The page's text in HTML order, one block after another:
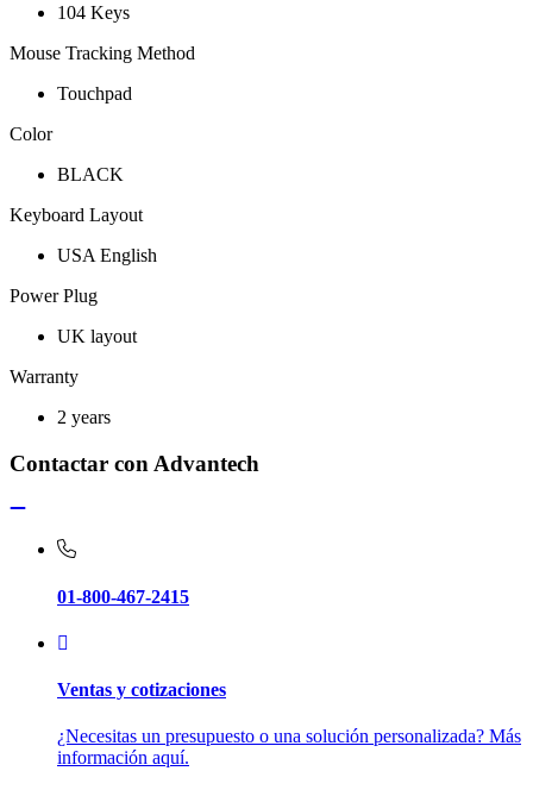
104 Keys
Mouse Tracking Method
Touchpad
Color
BLACK
Keyboard Layout
USA English
Power Plug
UK layout
Warranty
2 years
Contactar con Advantech
01-800-467-2415
Ventas y cotizaciones
¿Necesitas un presupuesto o una solución personalizada? Más
información aquí.